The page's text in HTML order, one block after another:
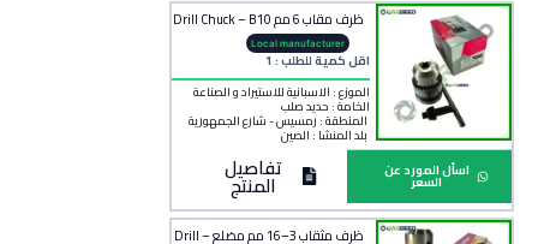
ظرف مقاب 6 مم Drill Chuck – B10
Local manufacturer
اقل كمية للطلب : 1
الموزع : الاسبانية للاستيراد و الصناعة
الخامة : حديد صلب
المنطقة : رمسيس - شارع الجمهورية
بلد المنشأ :الصين
اسأل المورد عن
السعر تفاصيل
المنتج
ظرف مثقاب 3–16 مم مضلع – Drill